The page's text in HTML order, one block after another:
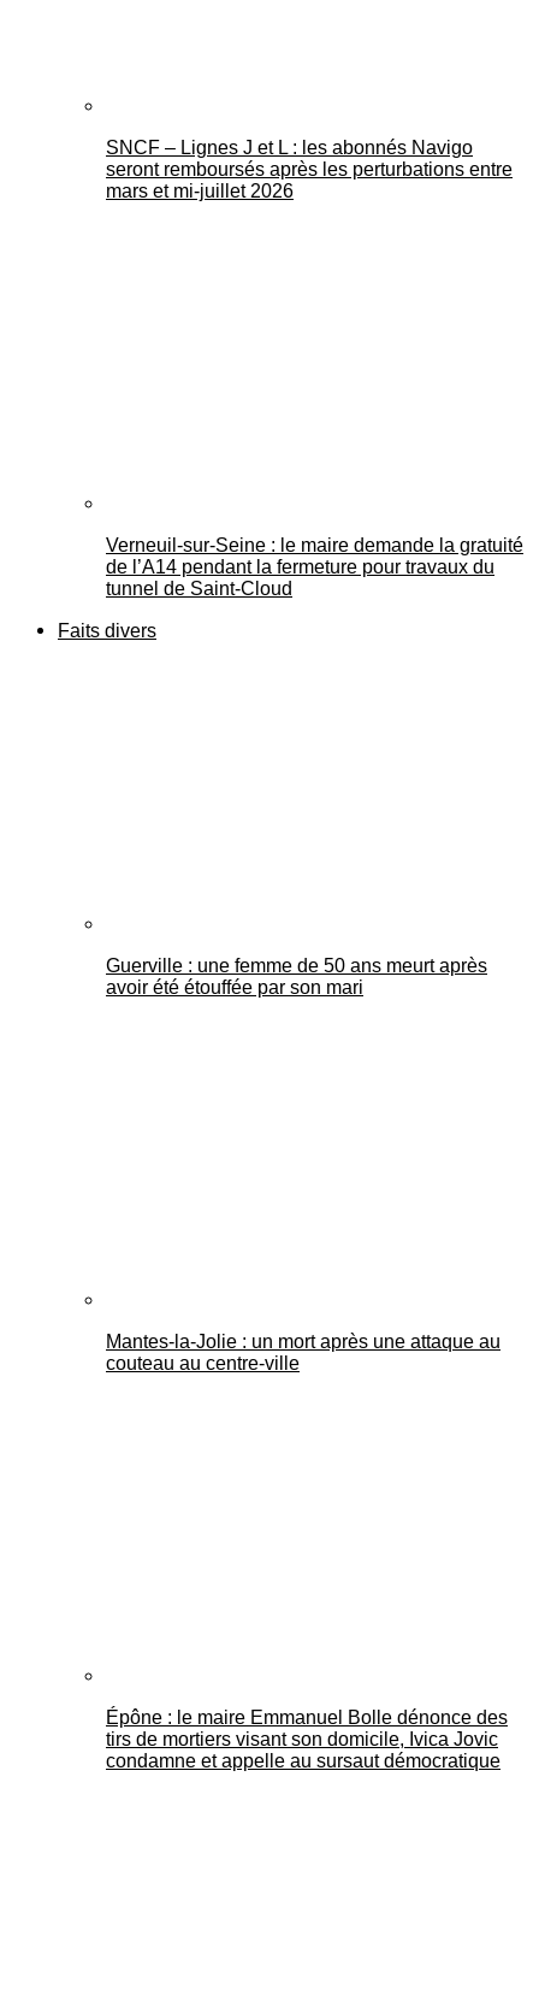
SNCF – Lignes J et L : les abonnés Navigo
seront remboursés après les perturbations entre
mars et mi-juillet 2026
Verneuil-sur-Seine : le maire demande la gratuité
de l’A14 pendant la fermeture pour travaux du
tunnel de Saint-Cloud
Faits divers
Guerville : une femme de 50 ans meurt après
avoir été étouffée par son mari
Mantes-la-Jolie : un mort après une attaque au
couteau au centre-ville
Épône : le maire Emmanuel Bolle dénonce des
tirs de mortiers visant son domicile, Ivica Jovic
condamne et appelle au sursaut démocratique